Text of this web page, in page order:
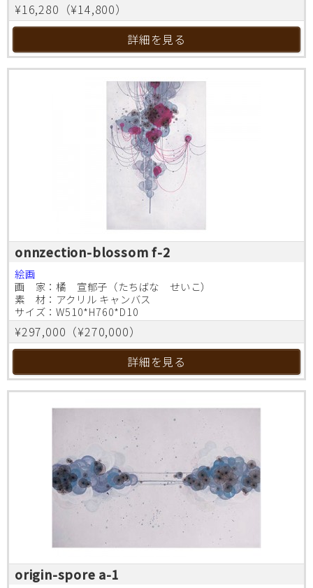
¥16,280（¥14,800）
詳細を見る
onnzection-blossom f-2
絵画
画 家：橘 宣郁子（たちばな せいこ）
素 材：アクリル キャンバス
サイズ：W510*H760*D10
¥297,000（¥270,000）
詳細を見る
origin-spore a-1